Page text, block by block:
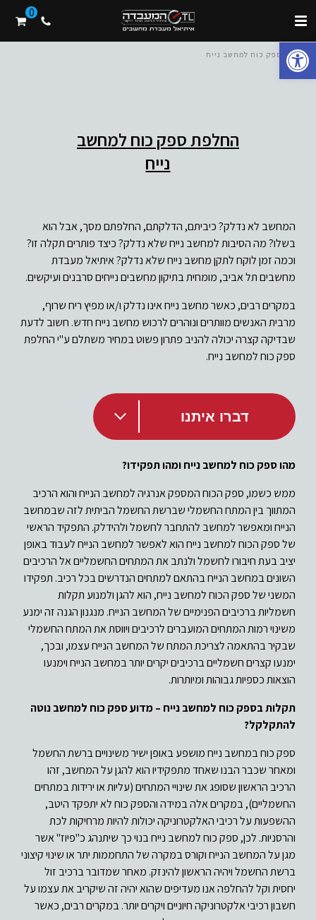
פתח סרגל נגישות
0
בית/ ספק כוח למחשב נייח
החלפת ספק כוח למחשב
נייח
המחשב לא נדלק? כיביתם, הדלקתם, החלפתם מסך, אבל הוא
בשלו? מה הסיבות למחשב נייח שלא נדלק? כיצד פותרים תקלה זו?
וכמה זמן לוקח לתקן מחשב נייח שלא נדלק? איתיאל מעבדת
מחשבים תל אביב, מומחית בתיקון מחשבים נייחים סרבנים ועיקשים.
במקרים רבים, כאשר מחשב נייח אינו נדלק ו/או מפיץ ריח שרוף,
מרבית האנשים מוותרים ונוהרים לרכוש מחשב נייח חדש. חשוב לדעת
שבדיקה קצרה יכולה להניב פתרון פשוט במחיר משתלם ע"י החלפת
ספק כוח למחשב נייח.
דברו איתנו
מהו ספק כוח למחשב נייח ומהו תפקידו?
ממש כשמו, ספק הכוח המספק אנרגיה למחשב הנייח והוא הרכיב
המתווך בין המתח החשמלי שברשת החשמל הביתית לזה שבמחשב
הנייח ומאפשר למחשב להתחבר לחשמל ולהידלק. התפקיד הראשי
של ספק הכוח למחשב נייח הוא לאפשר למחשב הנייח לעבוד באופן
יציב בעת חיבורו לחשמל ולנתב את המתחים החשמליים אל הרכיבים
השונים במחשב הנייח בהתאם למתחים הנדרשים בכל רכיב. תפקידו
המשני של ספק הכוח למחשב נייח, הוא להגן ולמנוע תקלות
חשמליות ברכיבים הפנימיים של המחשב הנייח. מנגנון הגנה זה ימנע
משינוי רמות המתחים המועברים לרכיבים ויווסת את המתח החשמלי
שבקיר בהתאמה לצריכת המתח של המחשב הנייח עצמו, ובכך,
ימנעו קצרים חשמליים ברכיבים יקרים יותר במחשב הנייח וימנעו
הוצאות כספיות גבוהות ומיותרות.
תקלות בספק כוח למחשב נייח – מדוע ספק כוח למחשב נוטה
להתקלקל?
ספק כוח במחשב נייח מושפע באופן ישיר משינויים ברשת החשמל
ומאחר שכבר הבנו שאחד מתפקידיו הוא להגן על המחשב, זהו
הרכיב הראשון שסופג את שינויי המתחים (עליות או ירידות במתחים
החשמליים), במקרים אלה במידה והספק כוח לא יתפקד היטב,
ההשפעות על רכיבי האלקטרוניקה יכולות להיות מרחיקות לכת
והרסניות. לכן, ספק כוח למחשב נייח בנוי כך שיתנהג כ"פיוז" אשר
מגן על המחשב הנייח וקורס במקרה של התחממות יתר או שינוי קיצוני
ברשת החשמל ויהיה הראשון להינזק. מאחר שמדובר ברכיב זול
יחסית וקל להחלפה אנו מעדיפים שהוא יהיה זה שיקריב את עצמו על
חשבון רכיבי אלקטרוניקה חיוניים ויקרים יותר.במקרים רבים, כאשר